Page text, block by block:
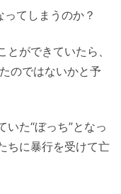
てしまうのか？
ができていたら、
のではないかと予
た“ぼっち”となっ
ちに暴行を受けて亡